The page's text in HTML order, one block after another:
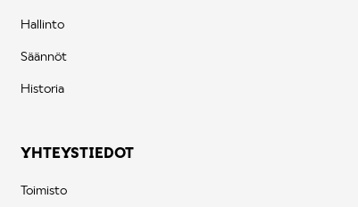
Hallinto
Säännöt
Historia
YHTEYSTIEDOT
Toimisto